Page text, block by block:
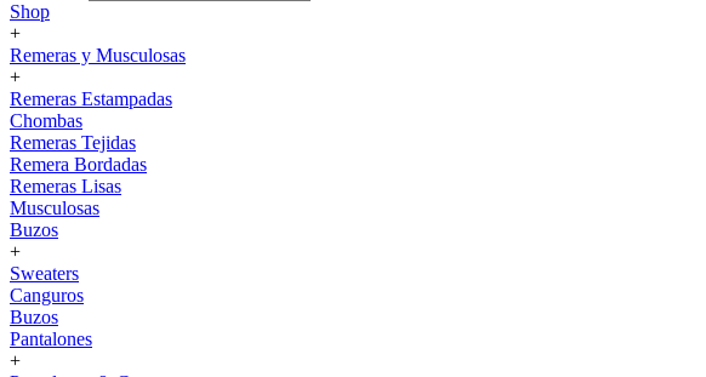
Shop
+
Remeras y Musculosas
+
Remeras Estampadas
Chombas
Remeras Tejidas
Remera Bordadas
Remeras Lisas
Musculosas
Buzos
+
Sweaters
Canguros
Buzos
Pantalones
+